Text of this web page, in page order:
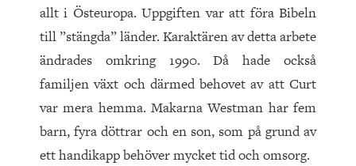
allt i Östeuropa. Uppgiften var att föra Bibeln
till ”stängda” länder. Karaktären av detta arbete
ändrades omkring 1990. Då hade också
familjen växt och därmed behovet av att Curt
var mera hemma. Makarna Westman har fem
barn, fyra döttrar och en son, som på grund av
ett handikapp behöver mycket tid och omsorg.